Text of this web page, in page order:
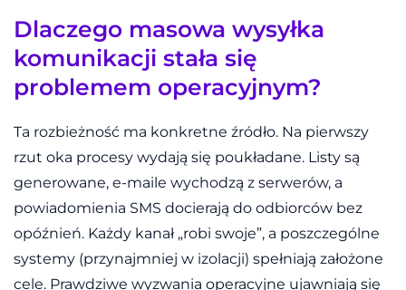
Dlaczego masowa wysyłka
komunikacji stała się
problemem operacyjnym?
Ta rozbieżność ma konkretne źródło. Na pierwszy
rzut oka procesy wydają się poukładane. Listy są
generowane, e-maile wychodzą z serwerów, a
powiadomienia SMS docierają do odbiorców bez
opóźnień. Każdy kanał „robi swoje”, a poszczególne
systemy (przynajmniej w izolacji) spełniają założone
cele. Prawdziwe wyzwania operacyjne ujawniają się